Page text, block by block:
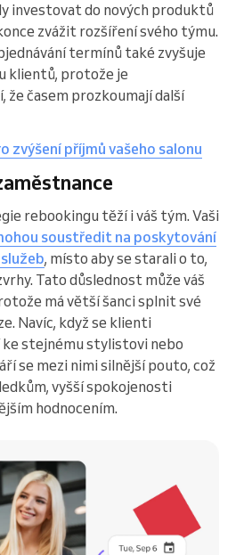
investovat do nových produktů
zvážit rozšíření svého týmu.
termínů také zvyšuje
klientů, protože je
že časem prozkoumají další
zvýšení příjmů vašeho salonu
rebookingu těží i váš tým. Vaši
soustředit na poskytování
, místo aby se starali o to,
Tato důslednost může váš
má větší šanci splnit své
Navíc, když se klienti
ke stejnému stylistovi nebo
se mezi nimi silnější pouto, což
vyšší spokojenosti
hodnocením.